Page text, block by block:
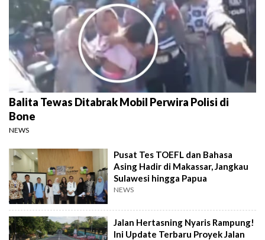
Balita Tewas Ditabrak Mobil Perwira Polisi di
Bone
NEWS
Pusat Tes TOEFL dan Bahasa
Asing Hadir di Makassar, Jangkau
Sulawesi hingga Papua
NEWS
Jalan Hertasning Nyaris Rampung!
Ini Update Terbaru Proyek Jalan